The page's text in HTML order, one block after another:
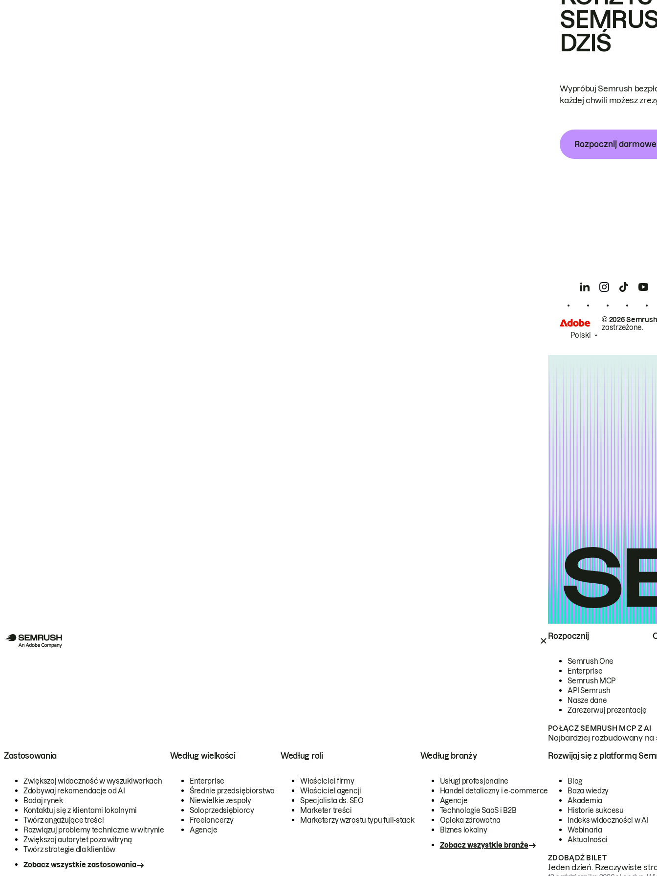
Rozpocznij
Semrush One
Enterprise
Semrush MCP
API Semrush
Nasze dane
Zarezerwuj prezentację
POŁĄCZ SEMRUSH MCP Z AI
Najbardziej rozbudowany
Zastosowania
Zwiększaj widoczność w wyszukiwarkach
Zdobywaj rekomendacje od AI
Badaj rynek
Kontaktuj się z klientami lokalnymi
Twórz angażujące treści
Rozwiązuj problemy techniczne w witrynie
Zwiększaj autorytet poza witryną
Twórz strategie dla klientów
Zobacz wszystkie zastosowania
Według wielkości
Enterprise
Średnie przedsiębiorstwa
Niewielkie zespoły
Soloprzedsiębiorcy
Freelancerzy
Agencje
Według roli
Właściciel firmy
Właściciel agencji
Specjalista ds. SEO
Marketer treści
Marketerzy wzrostu typu full-stack
Według branży
Usługi profesjonalne
Handel detaliczny i e-commerce
Agencje
Technologie SaaS i B2B
Opieka zdrowotna
Biznes lokalny
Zobacz wszystkie branże
Rozwijaj się z platformą
Blog
Baza wiedzy
Akademia
Historie sukcesu
Indeks widoczności w AI
Webinaria
Aktualności
ZDOBĄDŹ BILET
Jeden dzień. Rzeczywiste
DZIŚ
Wypróbuj Semrush
każdej chwili możesz
Rozpocznij
© 2026
zastrzeżone.
Polski